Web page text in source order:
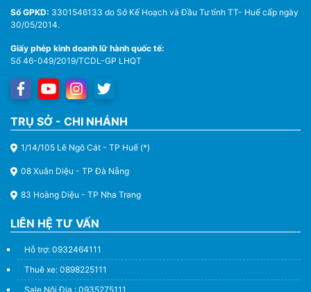
Số GPKD: 3301546133 do Sở Kế Hoạch và Đầu Tư tỉnh TT- Huế cấp ngày
30/05/2014.
Giấy phép kinh doanh lữ hành quốc tế:
Số 46-049/2019/TCDL-GP LHQT
TRỤ SỞ - CHI NHÁNH
1/14/105 Lê Ngô Cát - TP Huế (*)
08 Xuân Diệu - TP Đà Nẵng
83 Hoàng Diệu - TP Nha Trang
LIÊN HỆ TƯ VẤN
Hỗ trợ: 0932464111
Thuê xe: 0898225111
Sale Nội Địa : 0935275111